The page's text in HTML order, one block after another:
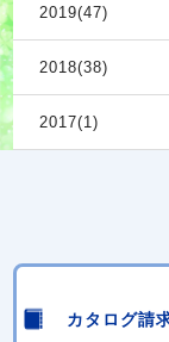
2019(47)
2018(38)
2017(1)
カタログ請